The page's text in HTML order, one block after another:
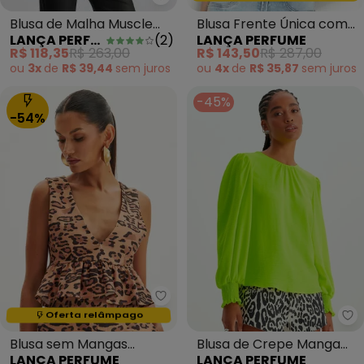
Blusa de Malha Muscle
Gola Alta Rosa
LANÇA PERFUME (2)
R$ 118,35R$ 263,00
ou 3x de R$ 39,44 sem juros
Blusa Frente Única com
Amarração Azul
LANÇA PERFUME
R$ 143,50R$ 287,00
ou 4x de R$ 35,87 sem juros
-54%
Lança Perfume - Blusa sem
Oferta relâmpago
Termina em:03:56:22
Blusa sem Mangas
LANÇA PERFUME
-45%
Blusa de Crepe Manga
LANÇA PERFUME